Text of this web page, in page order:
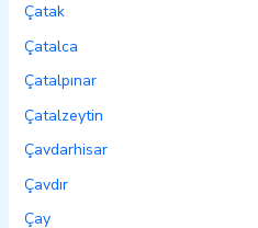
Çatak
Çatalca
Çatalpınar
Çatalzeytin
Çavdarhisar
Çavdır
Çay